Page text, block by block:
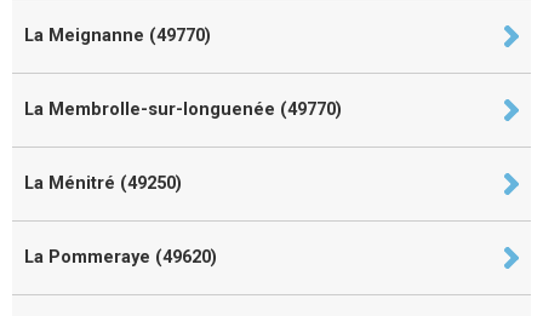
La Meignanne (49770)
La Membrolle-sur-longuenée (49770)
La Ménitré (49250)
La Pommeraye (49620)